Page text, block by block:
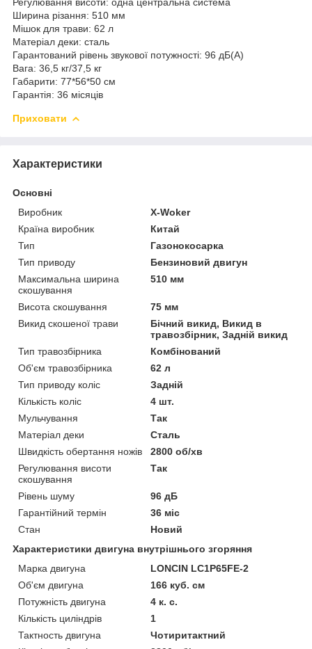
Ширина різання: 510 мм
Мішок для трави: 62 л
Матеріал деки: сталь
Гарантований рівень звукової потужності: 96 дБ(А)
Вага: 36,5 кг/37,5 кг
Габарити: 77*56*50 см
Гарантія: 36 місяців
Приховати
Характеристики
Основні
Виробник
X-Woker
Країна виробник
Китай
Тип
Газонокосарка
Тип приводу
Бензиновий двигун
Максимальна ширина
скошування
510 мм
Висота скошування
75 мм
Викид скошеної трави
Бічний викид, Викид в
травозбірник, Задній викид
Тип травозбірника
Комбінований
Об'єм травозбірника
62 л
Тип приводу коліс
Задній
Кількість коліс
4 шт.
Мульчування
Так
Матеріал деки
Сталь
Швидкість обертання ножів
2800 об/хв
Регулювання висоти
скошування
Так
Рівень шуму
96 дБ
Гарантійний термін
36 міс
Стан
Новий
Характеристики двигуна внутрішнього згоряння
Марка двигуна
LONCIN LC1P65FE-2
Об'єм двигуна
166 куб. см
Потужність двигуна
4 к. с.
Кількість циліндрів
1
Тактность двигуна
Чотиритактний